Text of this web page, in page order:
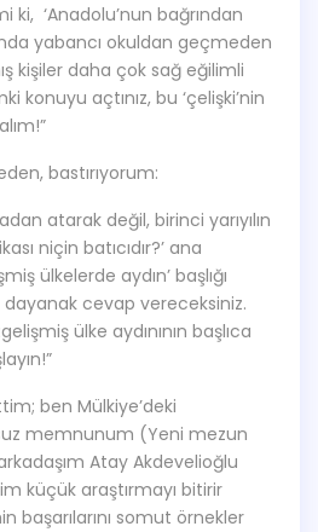
ki, ‘Anadolu’nun bağrından
yabancı okuldan geçmeden
kişiler daha çok sağ eğilimli
konuyu açtınız, bu ‘çelişki’nin
bastırıyorum:
atarak değil, birinci yarıyılın
niçin batıcıdır?’ ana
ülkelerde aydın’ başlığı
dayanak cevap vereceksiniz.
ülke aydınının başlıca
ben Mülkiye’deki
memnunum (Yeni mezun
Atay Akdevelioğlu
küçük araştırmayı bitirir
başarılarını somut örnekler